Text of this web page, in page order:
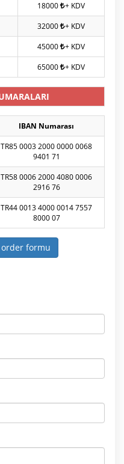
18000 + KDV
32000 + KDV
45000 + KDV
65000 + KDV
IBAN Numarası
TR85 0003 2000 0000 0068
9401 71
TR58 0006 2000 4080 0006
2916 76
TR44 0013 4000 0014 7557
8000 07
formu